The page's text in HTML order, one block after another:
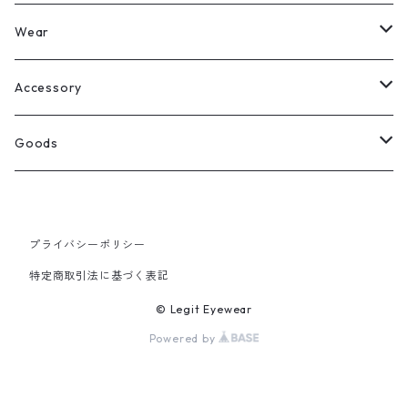
Legit Eyewear
Select
ボストン
ウェリントン
スクエア
ラウンド
Wear
All
Tee
Sewat
Accessory
Ring
Silver
Bracelet
Goods
Cap
プライバシーポリシー
特定商取引法に基づく表記
© Legit Eyewear
Powered by